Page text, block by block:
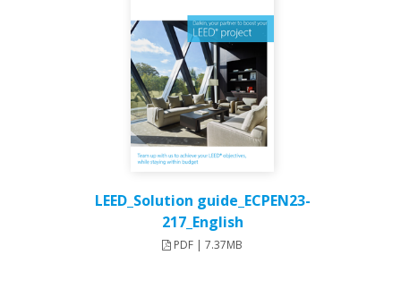
LEED_Solution guide_ECPEN23-
217_English
PDF | 7.37MB